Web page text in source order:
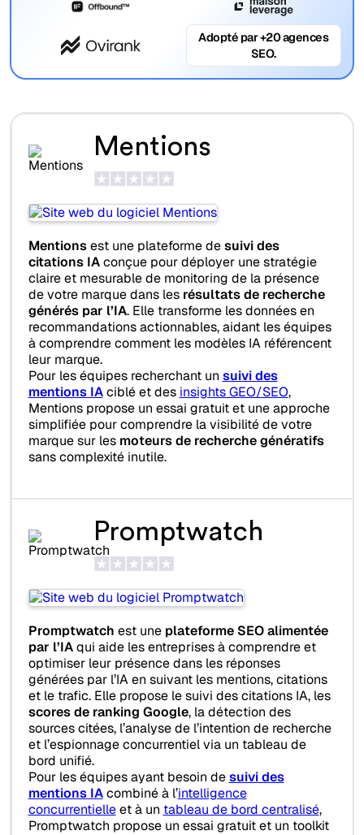
Adopté par +20 agences
SEO.
Mentions
Mentionsest une plateforme desuivi des
citations IAconçue pour déployer une stratégie
claire et mesurable de monitoring de la présence
de votre marque dans les résultats de recherche
générés par l’IA. Elle transforme les données en
recommandations actionnables, aidant les équipes
à comprendre comment les modèles IA référencent
leur marque.
Pour les équipes recherchant un suivi des
mentions IAciblé et des insights GEO/SEO,
Mentions propose un essai gratuit et une approche
simplifiée pour comprendre la visibilité de votre
marque sur les moteurs de recherche génératifs
sans complexité inutile.
Promptwatch
Promptwatch est une plateforme SEO alimentée
par l’IAqui aide les entreprises à comprendre et
optimiser leur présence dans les réponses
générées par l’IA en suivant les mentions, citations
et le trafic. Elle propose le suivi des citations IA, les
scores de ranking Google, la détection des
sources citées, l’analyse de l’intention de recherche
et l’espionnage concurrentiel via un tableau de
bord unifié.
Pour les équipes ayant besoin desuivi des
mentions IAcombiné à l’intelligence
concurrentielleet à un tableau de bord centralisé,
Promptwatch propose un essai gratuit et un toolkit